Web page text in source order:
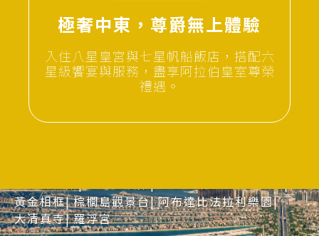
極奢中東，尊爵無上體驗
入住八星皇宮與七星帆船飯店，搭配六
星級饗宴與服務，盡享阿拉伯皇室尊榮
禮遇。
黃金相框 棕櫚島觀景台 阿布達比法拉利樂園
大清真寺 羅浮宮